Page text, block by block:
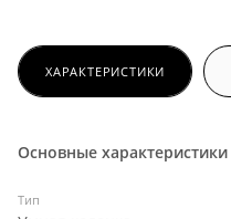
ХАРАКТЕРИСТИКИ
Основные характеристики
Тип